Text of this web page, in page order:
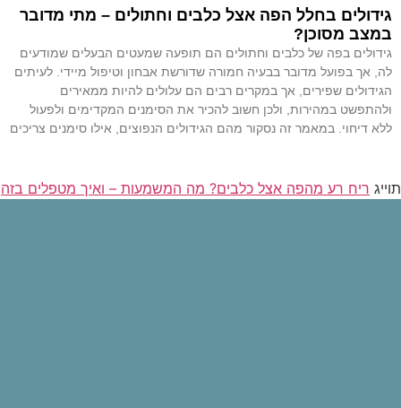
גידולים בחלל הפה אצל כלבים וחתולים – מתי מדובר
במצב מסוכן?
גידולים בפה של כלבים וחתולים הם תופעה שמעטים הבעלים שמודעים
לה, אך בפועל מדובר בבעיה חמורה שדורשת אבחון וטיפול מיידי. לעיתים
הגידולים שפירים, אך במקרים רבים הם עלולים להיות ממאירים
ולהתפשט במהירות, ולכן חשוב להכיר את הסימנים המקדימים ולפעול
ללא דיחוי. במאמר זה נסקור מהם הגידולים הנפוצים, אילו סימנים צריכים
תוייג ריח רע מהפה אצל כלבים? מה המשמעות – ואיך מטפלים בזה